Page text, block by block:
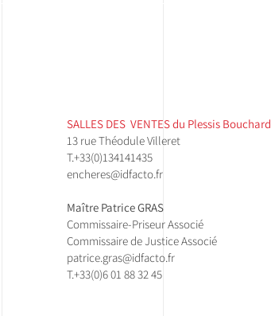
SALLES DES VENTES ​du Plessis Bouchard
13 rue Théodule Villeret
T.+33(0)134141435​
encheres@idfacto.fr
Maître Patrice GRAS
Commissaire-Priseur Associé
Commissaire de Justice Associé
patrice.gras@idfacto.fr
T.+33(0)6 01 88 32 45